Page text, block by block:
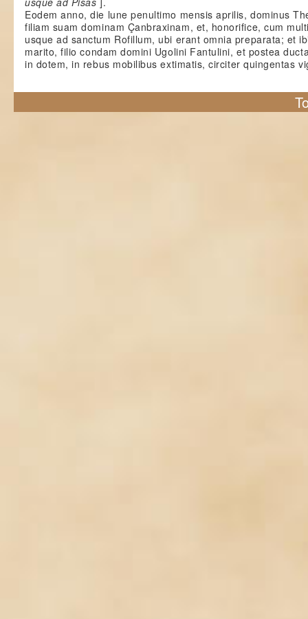
Eodem anno, die lune penultimo mensis aprilis, dominus
filiam suam dominam Çanbraxinam, et, honorifice, cum
usque ad sanctum Rofillum, ubi erant omnia preparata; et
marito, filio condam domini Ugolini Fantulini, et postea
in dotem, in rebus mobilibus extimatis, circiter quingentas